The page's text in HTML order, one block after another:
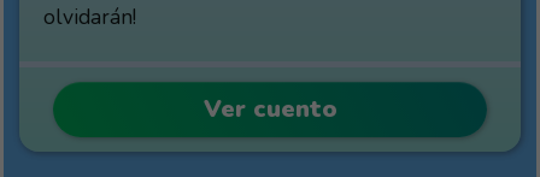
olvidarán!
Ver cuento